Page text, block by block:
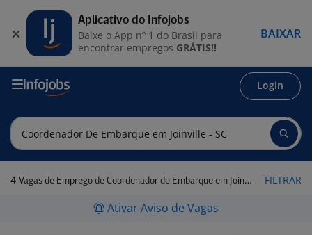
Login
4 Vagas de Emprego de Coordenador de Embarque em Joinville - SC FILTRAR
Ativar Aviso de Vagas
Aplicativo do Infojobs
Baixe o App nº 1 do Brasil para
encontrar empregos GRÁTIS!!
BAIXAR